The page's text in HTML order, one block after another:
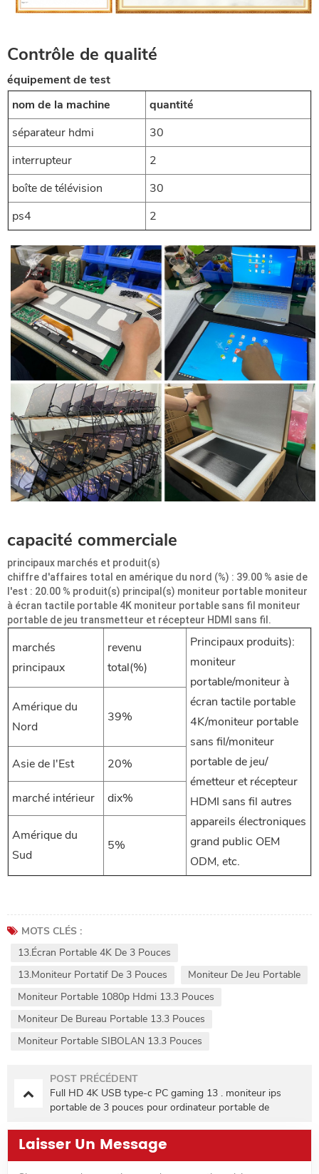
Contrôle de qualité
équipement de test
nom de la machine
quantité
séparateur hdmi
30
interrupteur
2
boîte de télévision
30
ps4
2
capacité commerciale
principaux marchés et produit(s)
chiffre d'affaires total en amérique du nord (%) : 39.00 % asie de
l'est : 20.00 % produit(s) principal(s) moniteur portable moniteur
à écran tactile portable 4K moniteur portable sans fil moniteur
portable de jeu transmetteur et récepteur HDMI sans fil.
marchés
principaux
revenu
total(%)
Principaux produits):
moniteur
portable/moniteur à
écran tactile portable
4K/moniteur portable
sans fil/moniteur
portable de jeu/
émetteur et récepteur
HDMI sans fil autres
appareils électroniques
grand public OEM
ODM, etc.
Amérique du
Nord
39%
Asie de l'Est 20%
marché intérieur dix%
Amérique du
Sud
5%
MOTS CLÉS :
13.Écran Portable 4K De 3 Pouces
13.Moniteur Portatif De 3 Pouces
Moniteur De Jeu Portable
Moniteur Portable 1080p Hdmi 13.3 Pouces
Moniteur De Bureau Portable 13.3 Pouces
Moniteur Portable SIBOLAN 13.3 Pouces
POST PRÉCÉDENT
Full HD 4K USB type-c PC gaming 13 . moniteur ips
portable de 3 pouces pour ordinateur portable de
Laisser Un Message